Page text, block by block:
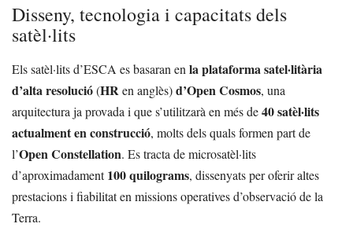
Disseny, tecnologia i capacitats dels
satèl·lits
Els satèl·lits d’ESCA es basaran en la plataforma satel·litària
d’alta resolució(HR en anglès)d’Open Cosmos, una
arquitectura ja provada i que s’utilitzarà en més de40 satèl·lits
actualment en construcció, molts dels quals formen part de
l’Open Constellation. Es tracta de microsatèl·lits
d’aproximadament100 quilograms, dissenyats per oferir altes
prestacions i fiabilitat en missions operatives d’observació de la
Terra.